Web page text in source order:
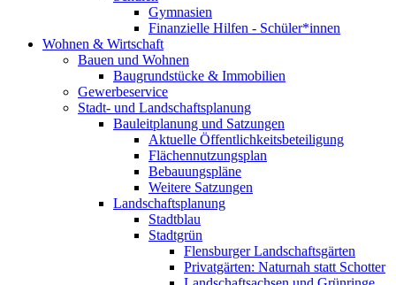
Gymnasien
Finanzielle Hilfen - Schüler*innen
Wohnen & Wirtschaft
Bauen und Wohnen
Baugrundstücke & Immobilien
Gewerbeservice
Stadt- und Landschaftsplanung
Bauleitplanung und Satzungen
Aktuelle Öffentlichkeitsbeteiligung
Flächennutzungsplan
Bebauungspläne
Weitere Satzungen
Landschaftsplanung
Stadtblau
Stadtgrün
Flensburger Landschaftsgärten
Privatgärten: Naturnah statt Schotter